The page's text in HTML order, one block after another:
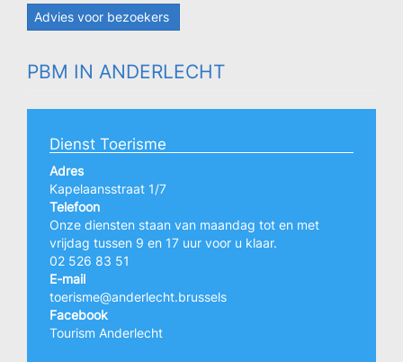
Advies voor bezoekers
PBM IN ANDERLECHT
Dienst Toerisme
Adres
Kapelaansstraat 1/7
Telefoon
Onze diensten staan van maandag tot en met
vrijdag tussen 9 en 17 uur voor u klaar.
02 526 83 51
E-mail
toerisme@anderlecht.brussels
Facebook
Tourism Anderlecht